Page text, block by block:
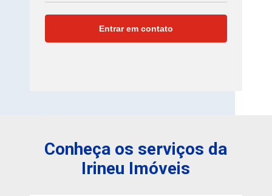
Conheça os serviços da
Irineu Imóveis